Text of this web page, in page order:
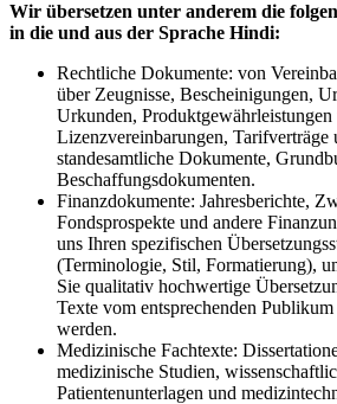
Wir übersetzen unter anderem die
in die und aus der Sprache Hindi:
Rechtliche Dokumente: von
über Zeugnisse, Bescheinigungen,
Urkunden, Produktgewährleistungen
Lizenzvereinbarungen, Tarifverträge
standesamtliche Dokumente,
Beschaffungsdokumenten.
Finanzdokumente: Jahresberichte,
Fondsprospekte und andere
uns Ihren spezifischen
(Terminologie, Stil, Formatierung),
Sie qualitativ hochwertige
Texte vom entsprechenden
werden.
Medizinische Fachtexte:
medizinische Studien,
Patientenunterlagen und